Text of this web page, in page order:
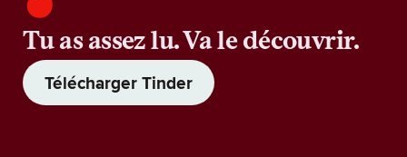
Tu as assez lu. Va le découvrir.
Télécharger Tinder